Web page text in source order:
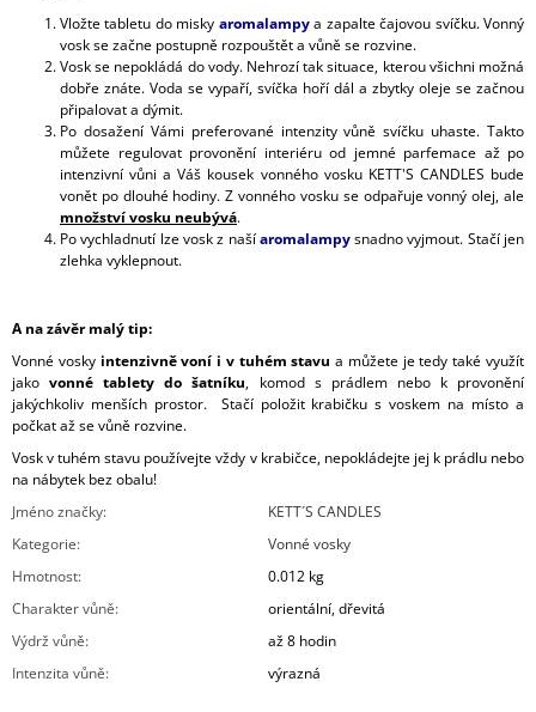
Vložte tabletu do misky aromalampya zapalte čajovou svíčku. Vonný
vosk se začne postupně rozpouštět a vůně se rozvine.
Vosk se nepokládá do vody. Nehrozí tak situace, kterou všichni možná
dobře znáte. Voda se vypaří, svíčka hoří dál a zbytky oleje se začnou
připalovat a dýmit.
Po dosažení Vámi preferované intenzity vůně svíčku uhaste. Takto
můžete regulovat provonění interiéru od jemné parfemace až po
intenzivní vůni a Váš kousek vonného vosku KETT'S CANDLES bude
vonět po dlouhé hodiny. Z vonného vosku se odpařuje vonný olej, ale
množství vosku neubývá.
Po vychladnutí lze vosk z našíaromalampysnadno vyjmout. Stačí jen
zlehka vyklepnout.
A na závěr malý tip:
Vonné voskyintenzivně voní i v tuhém stavu a můžete je tedy také využít
jakovonné tablety do šatníku, komod s prádlem nebo k provonění
jakýchkoliv menších prostor. Stačí položit krabičku s voskem na místo a
počkat až se vůně rozvine.
Vosk v tuhém stavu používejte vždy v krabičce, nepokládejte jej k prádlu nebo
na nábytek bez obalu!
Jméno značky:
KETT´S CANDLES
Kategorie:
Vonné vosky
Hmotnost:
0.012 kg
Charakter vůně:
orientální, dřevitá
Výdrž vůně:
až 8 hodin
Intenzita vůně: výrazná